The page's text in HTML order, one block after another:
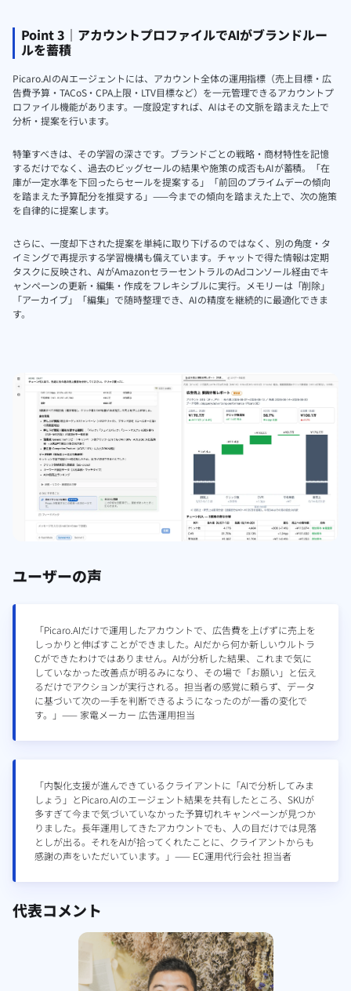
Point 3｜アカウントプロファイルでAIがブランドルー
ルを蓄積
Picaro.AIのAIエージェントには、アカウント全体の運用指標（売上目標・広
告費予算・TACoS・CPA上限・LTV目標など）を一元管理できるアカウントプ
ロファイル機能があります。一度設定すれば、AIはその文脈を踏まえた上で
分析・提案を行います。
特筆すべきは、その学習の深さです。ブランドごとの戦略・商材特性を記憶
するだけでなく、過去のビッグセールの結果や施策の成否もAIが蓄積。「在
庫が一定水準を下回ったらセールを提案する」「前回のプライムデーの傾向
を踏まえた予算配分を推奨する」——今までの傾向を踏まえた上で、次の施策
を自律的に提案します。
さらに、一度却下された提案を単純に取り下げるのではなく、別の角度・タ
イミングで再提示する学習機構も備えています。チャットで得た情報は定期
タスクに反映され、AIがAmazonセラーセントラルのAdコンソール経由でキ
ャンペーンの更新・編集・作成をフレキシブルに実行。メモリーは「削除」
「アーカイブ」「編集」で随時整理でき、AIの精度を継続的に最適化できま
す。
ユーザーの声
「Picaro.AIだけで運用したアカウントで、広告費を上げずに売上を
しっかりと伸ばすことができました。AIだから何か新しいウルトラ
Cができたわけではありません。AIが分析した結果、これまで気に
していなかった改善点が明るみになり、その場で「お願い」と伝え
るだけでアクションが実行される。担当者の感覚に頼らず、データ
に基づいて次の一手を判断できるようになったのが一番の変化で
す。」—— 家電メーカー 広告運用担当
「内製化支援が進んできているクライアントに「AIで分析してみま
しょう」とPicaro.AIのエージェント結果を共有したところ、SKUが
多すぎて今まで気づいていなかった予算切れキャンペーンが見つか
りました。長年運用してきたアカウントでも、人の目だけでは見落
としが出る。それをAIが拾ってくれたことに、クライアントからも
感謝の声をいただいています。」—— EC運用代行会社 担当者
代表コメント